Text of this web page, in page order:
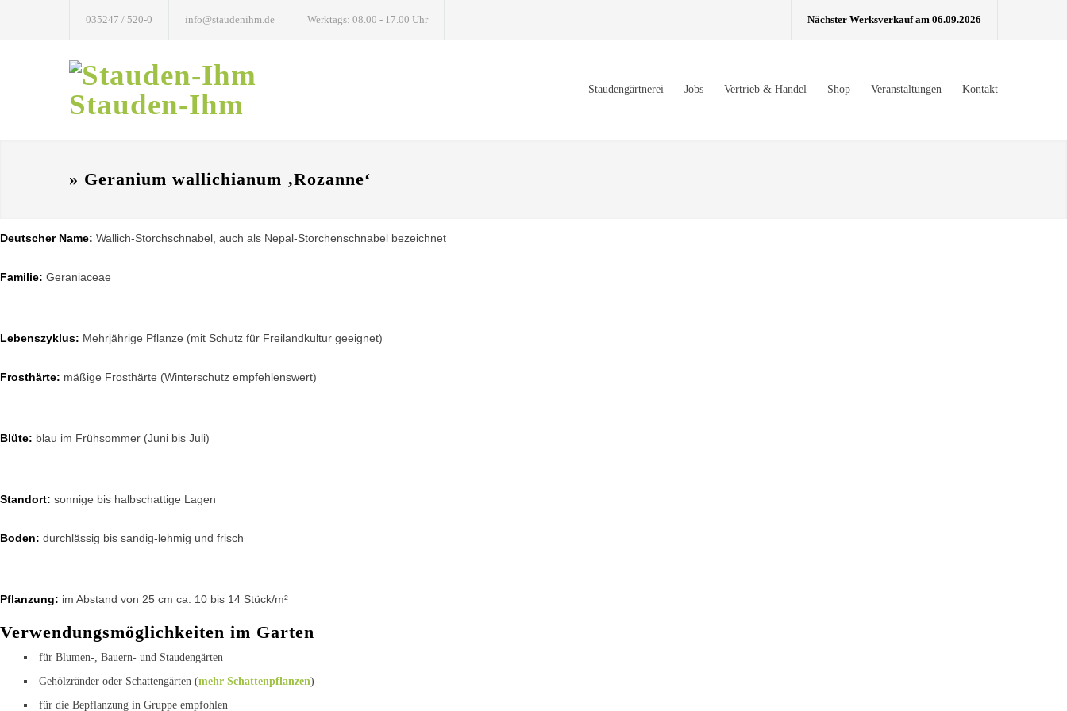
035247 / 520-0 info@staudenihm.de Werktags: 08.00 - 17.00 Uhr Nächster Werksverkauf am 06.09.2026
Stauden-Ihm Staudengärtnerei Jobs Vertrieb & Handel Shop Veranstaltungen Kontakt
» Geranium wallichianum ‚Rozanne‘
Deutscher Name: Wallich-Storchschnabel, auch als Nepal-Storchenschnabel bezeichnet
Familie: Geraniaceae
Lebenszyklus: Mehrjährige Pflanze (mit Schutz für Freilandkultur geeignet)
Frosthärte: mäßige Frosthärte (Winterschutz empfehlenswert)
Blüte: blau im Frühsommer (Juni bis Juli)
Standort: sonnige bis halbschattige Lagen
Boden: durchlässig bis sandig-lehmig und frisch
Pflanzung: im Abstand von 25 cm ca. 10 bis 14 Stück/m²
Verwendungsmöglichkeiten im Garten
für Blumen-, Bauern- und Staudengärten
Gehölzränder oder Schattengärten (mehr Schattenpflanzen)
für die Bepflanzung in Gruppe empfohlen